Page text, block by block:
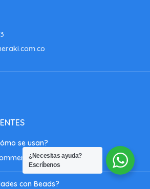
se usan?
con Beads?
¿Necesitas ayuda?
Escríbenos